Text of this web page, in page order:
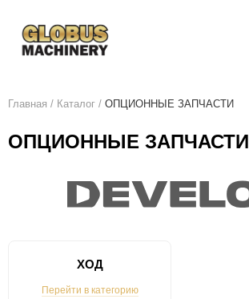
Главная / Каталог / ОПЦИОННЫЕ ЗАПЧАСТИ
ОПЦИОННЫЕ ЗАПЧАСТИ
ХОД
Перейти в категорию